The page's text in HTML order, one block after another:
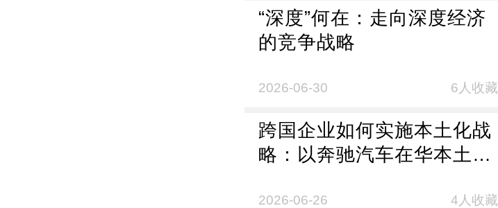
“深度”何在：走向深度经济
的竞争战略
2026-06-30 6人收藏
跨国企业如何实施本土化战
略：以奔驰汽车在华本土化
2026-06-26 4人收藏